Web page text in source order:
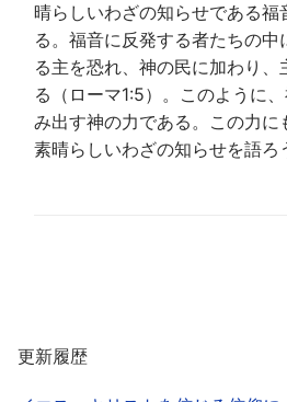
晴らしいわざの知らせである福
る。福音に反発する者たちの
る主を恐れ、神の民に加わり
る（ローマ1:5）。このように
み出す神の力である。この力
素晴らしいわざの知らせを語ろ
更新履歴